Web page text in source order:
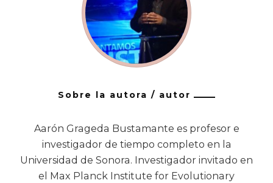
Sobre la autora / autor
Aarón Grageda Bustamante es profesor e
investigador de tiempo completo en la
Universidad de Sonora. Investigador invitado en
el Max Planck Institute for Evolutionary